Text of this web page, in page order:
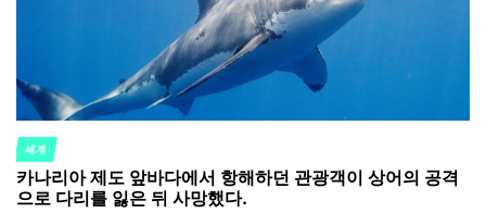
POSTED
IN
세계
카나리아 제도 앞바다에서 항해하던 관광객이 상어의 공격
으로 다리를 잃은 뒤 사망했다.